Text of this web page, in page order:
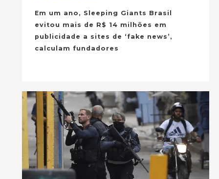
Em um ano, Sleeping Giants Brasil
evitou mais de R$ 14 milhões em
publicidade a sites de ‘fake news’,
calculam fundadores